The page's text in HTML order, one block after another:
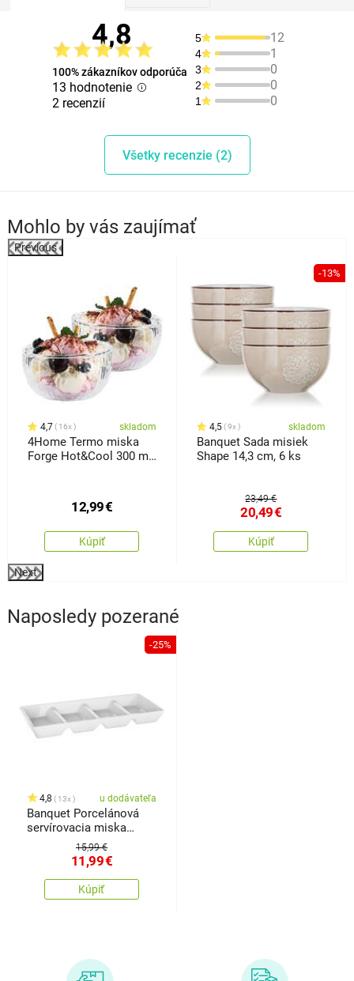
4,8
100% zákazníkov odporúča
13 hodnotenie
2 recenzií
5 12
4 1
3 0
2 0
1 0
Všetky recenzie (2)
Mohlo by vás zaujímať
Previous
4,7 16x skladom
4Home Termo miska
Forge Hot&Cool 300 ml,
12,99€
Kúpiť
-13%
4,5 9x skladom
Banquet Sada misiek
Shape 14,3 cm, 6 ks
23,49 €
20,49€
Kúpiť
Next
Naposledy pozerané
-25%
4,8 13x u dodávateľa
Banquet Porcelánová
servírovacia miska
BIANCA, 33,7 x 13,7 x 3,6
15,99 €
11,99€
Kúpiť